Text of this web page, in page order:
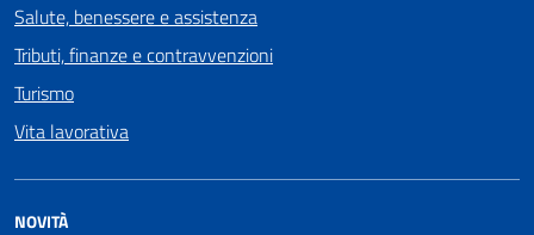
Salute, benessere e assistenza
Tributi, finanze e contravvenzioni
Turismo
Vita lavorativa
NOVITÀ